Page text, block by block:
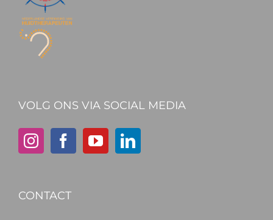
VOLG ONS VIA SOCIAL MEDIA
CONTACT